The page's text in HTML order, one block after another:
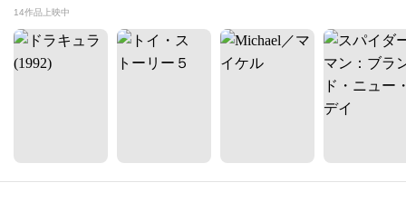
14作品上映中